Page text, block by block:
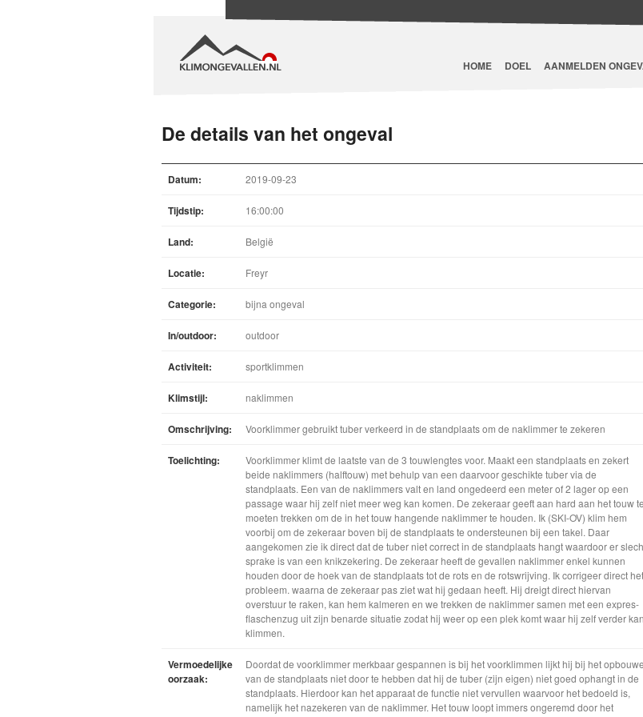
HOME DOEL AANMELDEN
De details van het ongeval
Datum: 2019-09-23
Tijdstip: 16:00:00
Land: België
Locatie: Freyr
Categorie: bijna ongeval
In/outdoor: outdoor
Activiteit: sportklimmen
Klimstijl: naklimmen
Omschrijving: Voorklimmer gebruikt tuber verkeerd in de standplaats om de naklimmer te zekeren
Toelichting:
Voorklimmer klimt de laatste van de 3 touwlengtes voor. Maakt een standplaats en zekert
beide naklimmers (halftouw) met behulp van een daarvoor geschikte tuber via de
standplaats. Een van de naklimmers valt en land ongedeerd een meter of 2 lager op een
passage waar hij zelf niet meer weg kan komen. De zekeraar geeft aan hard aan het touw te
moeten trekken om de in het touw hangende naklimmer te houden. Ik (SKI-OV) klim hem
voorbij om de zekeraar boven bij de standplaats te ondersteunen bij een takel. Daar
aangekomen zie ik direct dat de tuber niet correct in de standplaats hangt waardoor er
sprake is van een knikzekering. De zekeraar heeft de gevallen naklimmer enkel kunnen
houden door de hoek van de standplaats tot de rots en de rotswrijving. Ik corrigeer direct het
probleem. waarna de zekeraar pas ziet wat hij gedaan heeft. Hij dreigt direct hiervan
overstuur te raken, kan hem kalmeren en we trekken de naklimmer samen met een expres-
flaschenzug uit zijn benarde situatie zodat hij weer op een plek komt waar hij zelf verder kan
klimmen.
Vermoedelijke
oorzaak:
Doordat de voorklimmer merkbaar gespannen is bij het voorklimmen lijkt hij bij het
van de standplaats niet door te hebben dat hij de tuber (zijn eigen) niet goed ophangt in de
standplaats. Hierdoor kan het apparaat de functie niet vervullen waarvoor het bedoeld is,
namelijk het nazekeren van de naklimmer. Het touw loopt immers ongeremd door het